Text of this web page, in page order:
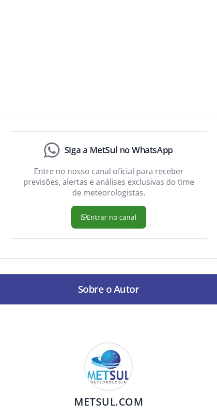
Siga a MetSul no WhatsApp
Entre no nosso canal oficial para receber
previsões, alertas e análises exclusivas do time
de meteorologistas.
Entrar no canal
Sobre o Autor
METSUL.COM